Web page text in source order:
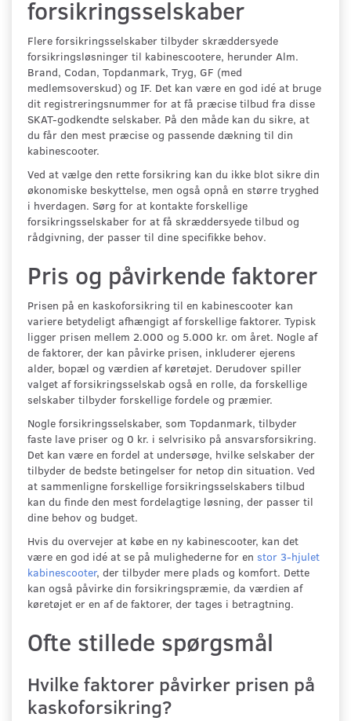
forsikringsselskaber
Flere forsikringsselskaber tilbyder skræddersyede
forsikringsløsninger til kabinescootere, herunder Alm.
Brand, Codan, Topdanmark, Tryg, GF (med
medlemsoverskud) og IF. Det kan være en god idé at bruge
dit registreringsnummer for at få præcise tilbud fra disse
SKAT-godkendte selskaber. På den måde kan du sikre, at
du får den mest præcise og passende dækning til din
kabinescooter.
Ved at vælge den rette forsikring kan du ikke blot sikre din
økonomiske beskyttelse, men også opnå en større tryghed
i hverdagen. Sørg for at kontakte forskellige
forsikringsselskaber for at få skræddersyede tilbud og
rådgivning, der passer til dine specifikke behov.
Pris og påvirkende faktorer
Prisen på en kaskoforsikring til en kabinescooter kan
variere betydeligt afhængigt af forskellige faktorer. Typisk
ligger prisen mellem 2.000 og 5.000 kr. om året. Nogle af
de faktorer, der kan påvirke prisen, inkluderer ejerens
alder, bopæl og værdien af køretøjet. Derudover spiller
valget af forsikringsselskab også en rolle, da forskellige
selskaber tilbyder forskellige fordele og præmier.
Nogle forsikringsselskaber, som Topdanmark, tilbyder
faste lave priser og 0 kr. i selvrisiko på ansvarsforsikring.
Det kan være en fordel at undersøge, hvilke selskaber der
tilbyder de bedste betingelser for netop din situation. Ved
at sammenligne forskellige forsikringsselskabers tilbud
kan du finde den mest fordelagtige løsning, der passer til
dine behov og budget.
Hvis du overvejer at købe en ny kabinescooter, kan det
være en god idé at se på mulighederne for en stor 3-hjulet
kabinescooter, der tilbyder mere plads og komfort. Dette
kan også påvirke din forsikringspræmie, da værdien af
køretøjet er en af de faktorer, der tages i betragtning.
Ofte stillede spørgsmål
Hvilke faktorer påvirker prisen på
kaskoforsikring?